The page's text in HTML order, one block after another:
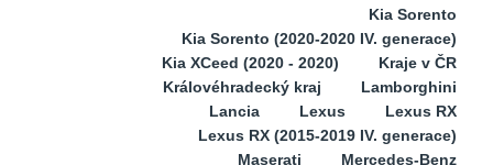
Kia Sorento
Kia Sorento (2020-2020 IV. generace)
Kia XCeed (2020 - 2020)
Kraje v ČR
Královéhradecký kraj
Lamborghini
Lancia
Lexus
Lexus RX
Lexus RX (2015-2019 IV. generace)
Maserati
Mercedes-Benz